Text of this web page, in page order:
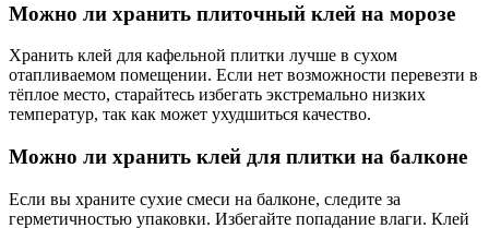
Можно ли хранить плиточный клей на морозе
Хранить клей для кафельной плитки лучше в сухом
отапливаемом помещении. Если нет возможности перевезти в
тёплое место, старайтесь избегать экстремально низких
температур, так как может ухудшиться качество.
Можно ли хранить клей для плитки на балконе
Если вы храните сухие смеси на балконе, следите за
герметичностью упаковки. Избегайте попадание влаги. Клей